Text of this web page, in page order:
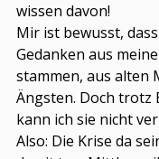
wissen davon!
Mir ist bewusst,
Gedanken aus
stammen, aus alten
Ängsten. Doch trotz
kann ich sie nicht
Also: Die Krise da